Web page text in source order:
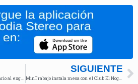
SIGUIENTE
MinTrabajo instala mesa con el Club El Nogal por presunto despido de 80 empleados